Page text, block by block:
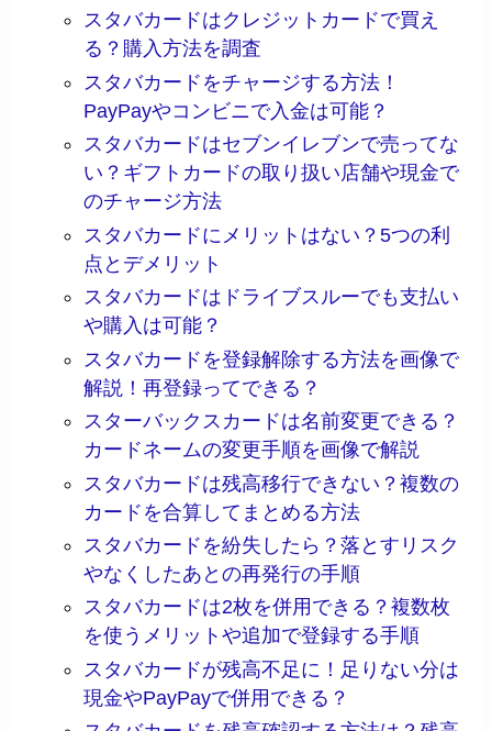
スタバカードはクレジットカードで買え
る？購入方法を調査
スタバカードをチャージする方法！
PayPayやコンビニで入金は可能？
スタバカードはセブンイレブンで売ってな
い？ギフトカードの取り扱い店舗や現金で
のチャージ方法
スタバカードにメリットはない？5つの利
点とデメリット
スタバカードはドライブスルーでも支払い
や購入は可能？
スタバカードを登録解除する方法を画像で
解説！再登録ってできる？
スターバックスカードは名前変更できる？
カードネームの変更手順を画像で解説
スタバカードは残高移行できない？複数の
カードを合算してまとめる方法
スタバカードを紛失したら？落とすリスク
やなくしたあとの再発行の手順
スタバカードは2枚を併用できる？複数枚
を使うメリットや追加で登録する手順
スタバカードが残高不足に！足りない分は
現金やPayPayで併用できる？